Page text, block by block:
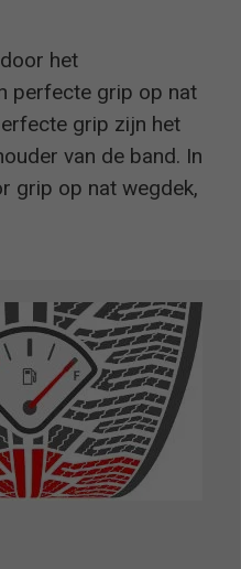
het
perfecte grip op nat
grip zijn het
van de band. In
grip op nat wegdek,